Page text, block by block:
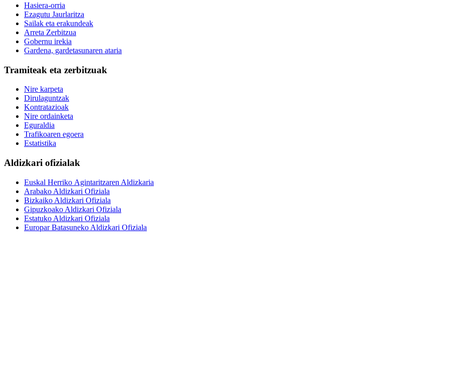
Hasiera-orria
Ezagutu Jaurlaritza
Sailak eta erakundeak
Arreta Zerbitzua
Gobernu irekia
Gardena, gardetasunaren ataria
Tramiteak eta zerbitzuak
Nire karpeta
Dirulaguntzak
Kontratazioak
Nire ordainketa
Eguraldia
Trafikoaren egoera
Estatistika
Aldizkari ofizialak
Euskal Herriko Agintaritzaren Aldizkaria
Arabako Aldizkari Ofiziala
Bizkaiko Aldizkari Ofiziala
Gipuzkoako Aldizkari Ofiziala
Estatuko Aldizkari Ofiziala
Europar Batasuneko Aldizkari Ofiziala